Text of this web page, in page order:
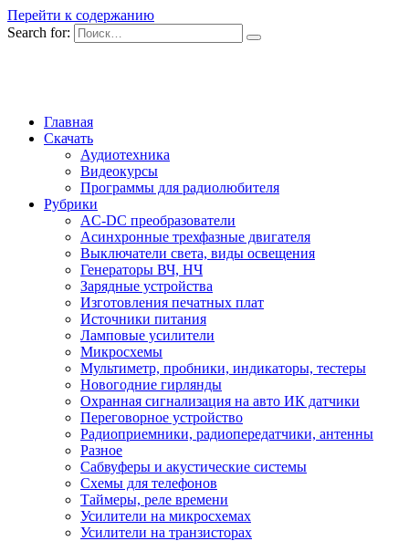
Перейти к содержанию
Search for:
Главная
Скачать
Аудиотехника
Видеокурсы
Программы для радиолюбителя
Рубрики
AC-DC преобразователи
Асинхронные трехфазные двигателя
Выключатели света, виды освещения
Генераторы ВЧ, НЧ
Зарядные устройства
Изготовления печатных плат
Источники питания
Ламповые усилители
Микросхемы
Мультиметр, пробники, индикаторы, тестеры
Новогодние гирлянды
Охранная сигнализация на авто ИК датчики
Переговорное устройство
Радиоприемники, радиопередатчики, антенны
Разное
Сабвуферы и акустические системы
Схемы для телефонов
Таймеры, реле времени
Усилители на микросхемах
Усилители на транзисторах